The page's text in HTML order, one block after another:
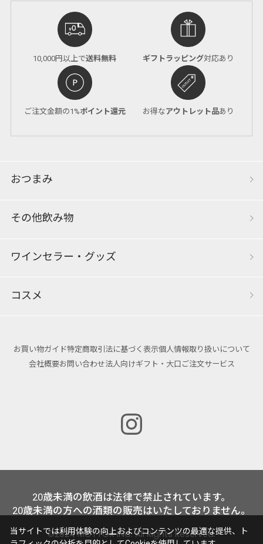
10,000円以上で送料無料 ギフトラッピング対応あり
ご注文金額の1%ポイント還元 お得なアウトレット品あり
おつまみ
その他飲み物
ワインセラー・グッズ
コスメ
お買い物ガイド特定商取引法に基づく表示個人情報取り扱いについて
会社概要お問い合わせ法人向けギフト・大口ご注文サービス
20歳未満の飲酒は法律で禁止されています。
20歳未満の方への酒類の販売はいたしておりません。
©2024 MOTTOX INC. All Rights Reserved.
当サイトでは利用体験の向上およびコンテンツの最適な提供、ト